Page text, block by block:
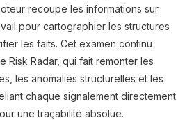
recoupe les informations sur
pour cartographier les structures
les faits. Cet examen continu
Risk Radar, qui fait remonter les
les anomalies structurelles et les
chaque signalement directement
une traçabilité absolue.